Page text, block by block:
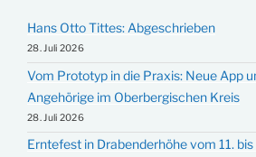
Hans Otto Tittes: Abgeschrieben
28. Juli 2026
Vom Prototyp in die Praxis: Neue App
Angehörige im Oberbergischen Kreis
28. Juli 2026
Erntefest in Drabenderhöhe vom 11.